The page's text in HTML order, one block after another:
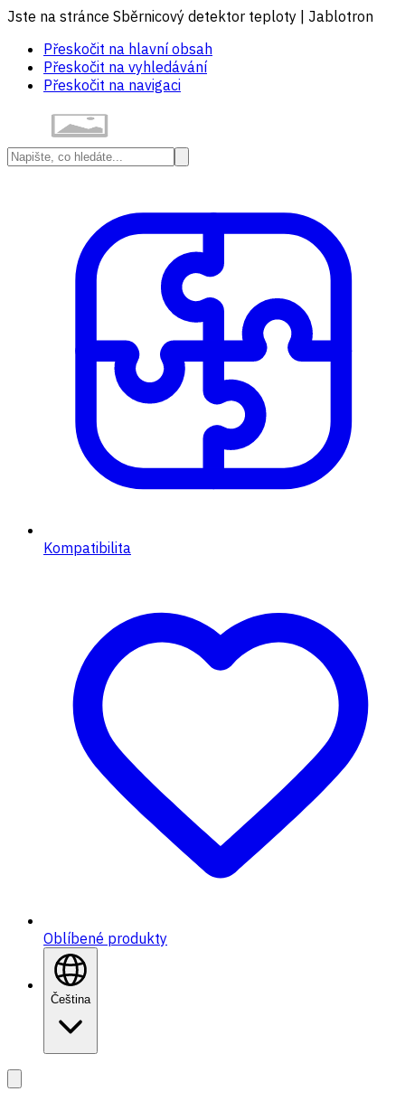
Jste na stránce Sběrnicový detektor teploty | Jablotron
Přeskočit na hlavní obsah
Přeskočit na vyhledávání
Přeskočit na navigaci
Kompatibilita
Oblíbené produkty
Čeština